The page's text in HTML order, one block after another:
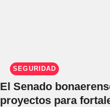
SEGURIDAD
El Senado
proyectos para